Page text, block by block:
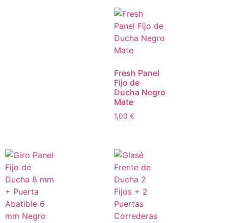
Fresh Panel
Fijo de
Ducha Negro
Mate
1,00 €